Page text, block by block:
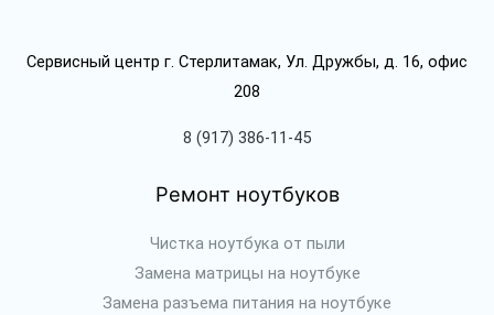
Сервисный центр г. Стерлитамак, Ул. Дружбы, д. 16, офис
208
8 (917) 386-11-45
Ремонт ноутбуков
Чистка ноутбука от пыли
Замена матрицы на ноутбуке
Замена разъема питания на ноутбуке